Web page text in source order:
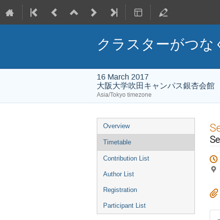
クラスターがつ
16 March 2017
大阪大学吹田キャンパス銀杏会館
Asia/Tokyo timezone
Event
menu
Overview
Timetable
Contribution List
Author List
Registration
Participant List